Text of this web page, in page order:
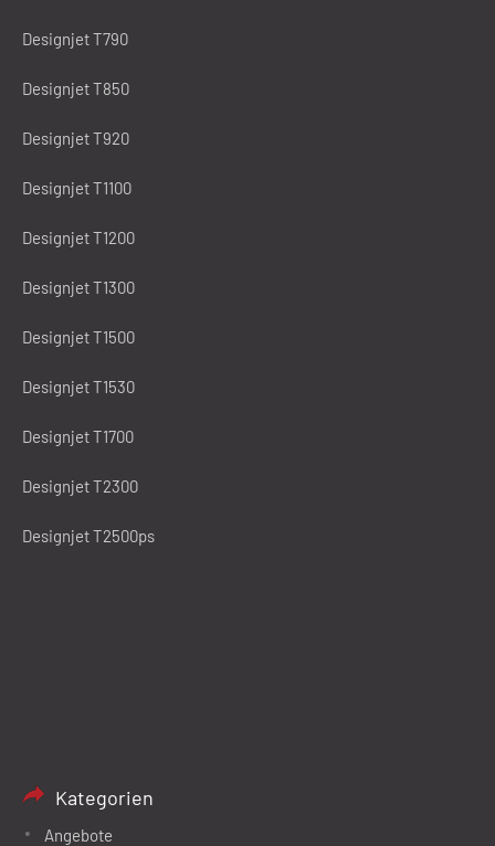
Designjet T790
Designjet T850
Designjet T920
Designjet T1100
Designjet T1200
Designjet T1300
Designjet T1500
Designjet T1530
Designjet T1700
Designjet T2300
Designjet T2500ps
Kategorien
Angebote